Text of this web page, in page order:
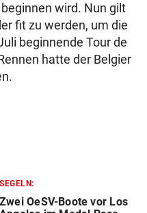
wird. Nun gilt
fit zu werden, um die
beginnende Tour de
hatte der Belgier
SEGELN:
Zwei OeSV-Boote vor Los